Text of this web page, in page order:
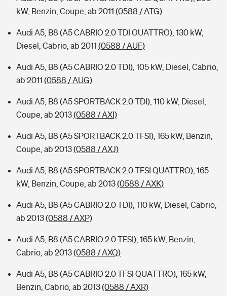
kW, Benzin, Coupe, ab 2011 (0588 / ATG)
Audi A5, B8 (A5 CABRIO 2.0 TDI OUATTRO), 130 kW,
Diesel, Cabrio, ab 2011 (0588 / AUF)
Audi A5, B8 (A5 CABRIO 2.0 TDI), 105 kW, Diesel, Cabrio,
ab 2011 (0588 / AUG)
Audi A5, B8 (A5 SPORTBACK 2.0 TDI), 110 kW, Diesel,
Coupe, ab 2013(0588 / AXI)
Audi A5, B8 (A5 SPORTBACK 2.0 TFSI), 165 kW, Benzin,
Coupe, ab 2013(0588 / AXJ)
Audi A5, B8 (A5 SPORTBACK 2.0 TFSI QUATTRO), 165
kW, Benzin, Coupe, ab 2013(0588 / AXK)
Audi A5, B8 (A5 CABRIO 2.0 TDI), 110 kW, Diesel, Cabrio,
ab 2013(0588 / AXP)
Audi A5, B8 (A5 CABRIO 2.0 TFSI), 165 kW, Benzin,
Cabrio, ab 2013(0588 / AXQ)
Audi A5, B8 (A5 CABRIO 2.0 TFSI QUATTRO), 165 kW,
Benzin, Cabrio, ab 2013(0588 / AXR)